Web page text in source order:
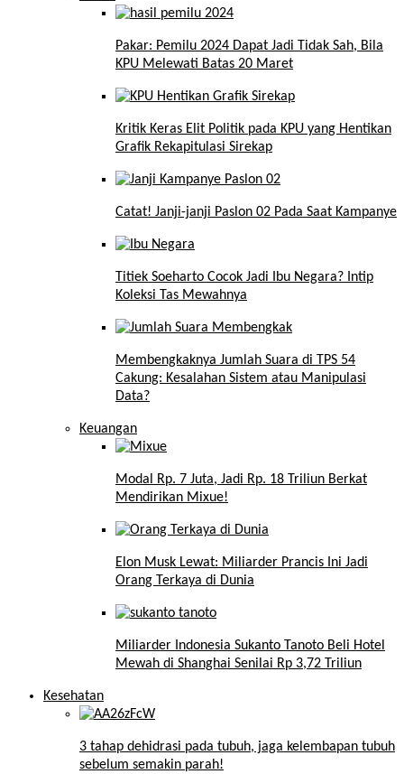
Pakar: Pemilu 2024 Dapat Jadi Tidak Sah, Bila
KPU Melewati Batas 20 Maret
Kritik Keras Elit Politik pada KPU yang Hentikan
Grafik Rekapitulasi Sirekap
Catat! Janji-janji Paslon 02 Pada Saat Kampanye
Titiek Soeharto Cocok Jadi Ibu Negara? Intip
Koleksi Tas Mewahnya
Membengkaknya Jumlah Suara di TPS 54
Cakung: Kesalahan Sistem atau Manipulasi
Data?
Keuangan
Modal Rp. 7 Juta, Jadi Rp. 18 Triliun Berkat
Mendirikan Mixue!
Elon Musk Lewat: Miliarder Prancis Ini Jadi
Orang Terkaya di Dunia
Miliarder Indonesia Sukanto Tanoto Beli Hotel
Mewah di Shanghai Senilai Rp 3,72 Triliun
Kesehatan
3 tahap dehidrasi pada tubuh, jaga kelembapan tubuh
sebelum semakin parah!